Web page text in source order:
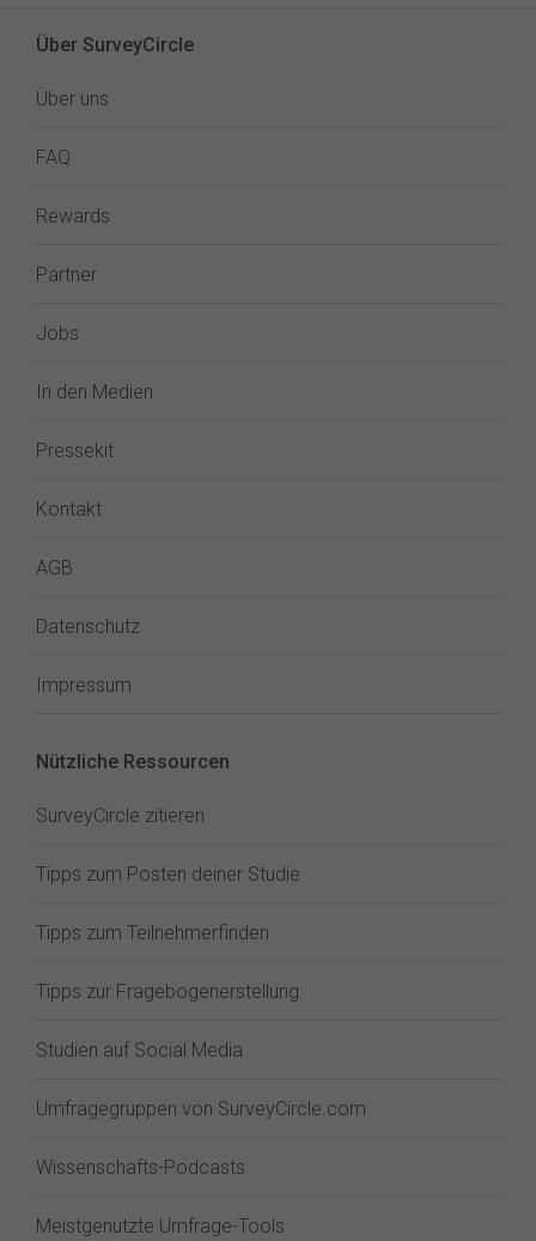
Über SurveyCircle
Über uns
FAQ
Rewards
Partner
Jobs
In den Medien
Pressekit
Kontakt
AGB
Datenschutz
Impressum
Nützliche Ressourcen
SurveyCircle zitieren
Tipps zum Posten deiner Studie
Tipps zum Teilnehmerfinden
Tipps zur Fragebogenerstellung
Studien auf Social Media
Umfragegruppen von SurveyCircle.com
Wissenschafts-Podcasts
Meistgenutzte Umfrage-Tools